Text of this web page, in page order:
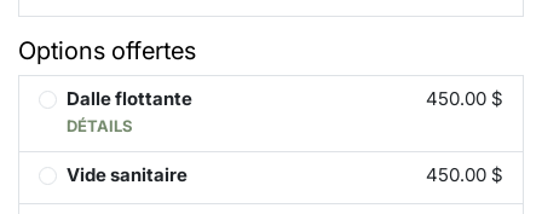
Options offertes
Dalle flottante
DÉTAILS
450.00 $
Vide sanitaire 450.00 $